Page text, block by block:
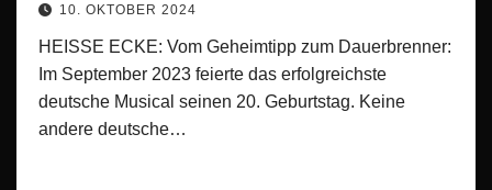
10. OKTOBER 2024
HEISSE ECKE: Vom Geheimtipp zum Dauerbrenner:
Im September 2023 feierte das erfolgreichste
deutsche Musical seinen 20. Geburtstag. Keine
andere deutsche…